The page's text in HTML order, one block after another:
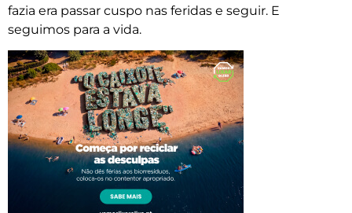
fazia era passar cuspo nas feridas e seguir. E
seguimos para a vida.